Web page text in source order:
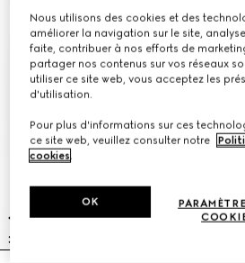
Nous utilisons des cookies et des
améliorer la navigation sur le site,
faite, contribuer à nos efforts de
partager nos contenus sur vos réseaux
utiliser ce site web, vous acceptez les
d'utilisation.
Pour plus d'informations sur ces
ce site web, veuillez consulter notre
cookies.
OK